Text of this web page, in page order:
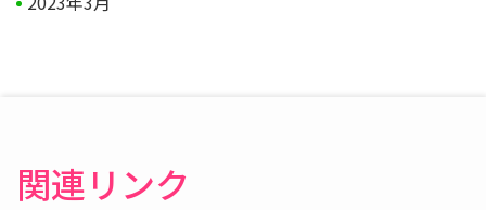
関連リンク